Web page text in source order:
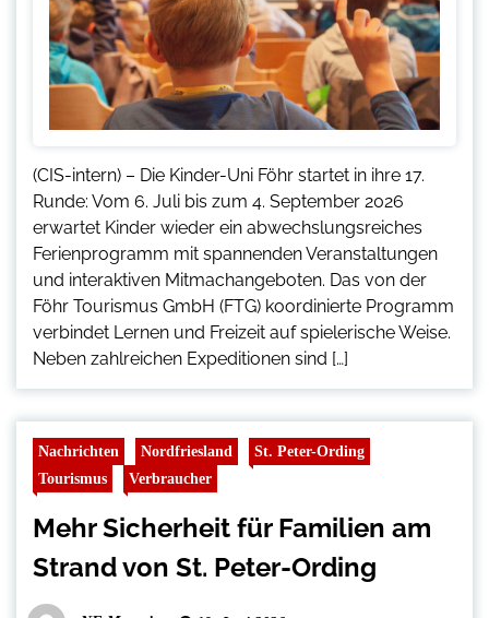
(CIS-intern) – Die Kinder-Uni Föhr startet in ihre 17.
Runde: Vom 6. Juli bis zum 4. September 2026
erwartet Kinder wieder ein abwechslungsreiches
Ferienprogramm mit spannenden Veranstaltungen
und interaktiven Mitmachangeboten. Das von der
Föhr Tourismus GmbH (FTG) koordinierte Programm
verbindet Lernen und Freizeit auf spielerische Weise.
Neben zahlreichen Expeditionen sind […]
Nachrichten Nordfriesland
St. Peter-Ording
Tourismus
Verbraucher
Mehr Sicherheit für Familien am
Strand von St. Peter-Ording